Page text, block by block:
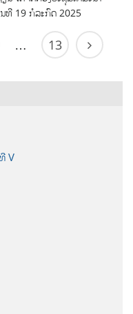
ນທີ 19 ກໍລະກົດ 2025
… 13
V